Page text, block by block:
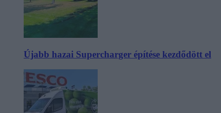
Újabb hazai Supercharger építése kezdődött el